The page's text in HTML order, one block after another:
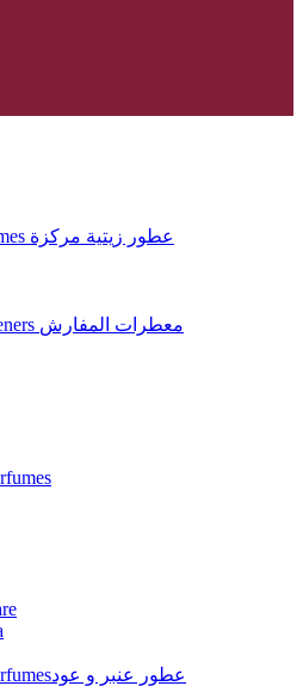
Concentrated oil Perfumes عطور زيتية مركزة
Furniturer Fresheners معطرات المفارش
Oud & Anbar perfumesعطور عنبر و عود